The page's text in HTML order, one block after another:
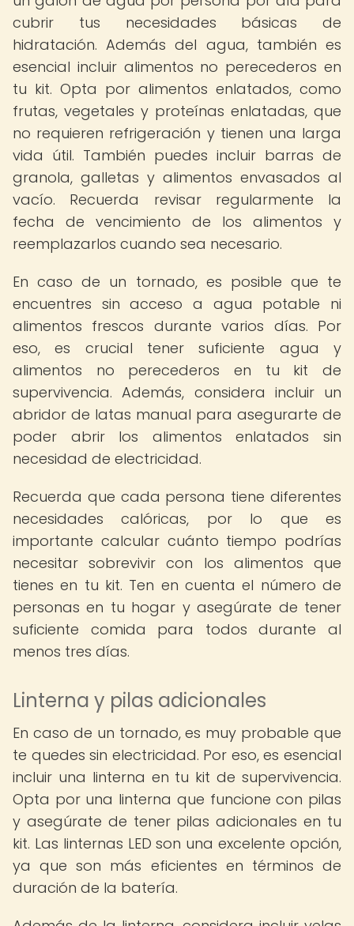
cubrir tus necesidades básicas de
hidratación. Además del agua, también es
esencial incluir alimentos no perecederos en
tu kit. Opta por alimentos enlatados, como
frutas, vegetales y proteínas enlatadas, que
no requieren refrigeración y tienen una larga
vida útil. También puedes incluir barras de
granola, galletas y alimentos envasados al
vacío. Recuerda revisar regularmente la
fecha de vencimiento de los alimentos y
reemplazarlos cuando sea necesario.
En caso de un tornado, es posible que te
encuentres sin acceso a agua potable ni
alimentos frescos durante varios días. Por
eso, es crucial tener suficiente agua y
alimentos no perecederos en tu kit de
supervivencia. Además, considera incluir un
abridor de latas manual para asegurarte de
poder abrir los alimentos enlatados sin
necesidad de electricidad.
Recuerda que cada persona tiene diferentes
necesidades calóricas, por lo que es
importante calcular cuánto tiempo podrías
necesitar sobrevivir con los alimentos que
tienes en tu kit. Ten en cuenta el número de
personas en tu hogar y asegúrate de tener
suficiente comida para todos durante al
menos tres días.
Linterna y pilas adicionales
En caso de un tornado, es muy probable que
te quedes sin electricidad. Por eso, es esencial
incluir una linterna en tu kit de supervivencia.
Opta por una linterna que funcione con pilas
y asegúrate de tener pilas adicionales en tu
kit. Las linternas LED son una excelente opción,
ya que son más eficientes en términos de
duración de la batería.